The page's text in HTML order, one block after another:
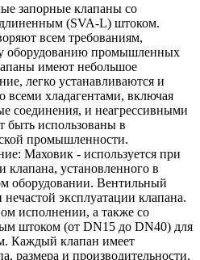
запорные клапаны со
(SVA-L) штоком.
всем требованиям,
оборудованию промышленных
имеют небольшое
легко устанавливаются и
всеми хладагентами, включая
соединения, и неагрессивными
быть использованы в
промышленности.
Маховик - используется при
клапана, установленного в
оборудовании. Вентильный
нечастой эксплуатации клапана.
исполнении, а также со
штоком (от DN15 до DN40) для
Каждый клапан имеет
размера и производительности.